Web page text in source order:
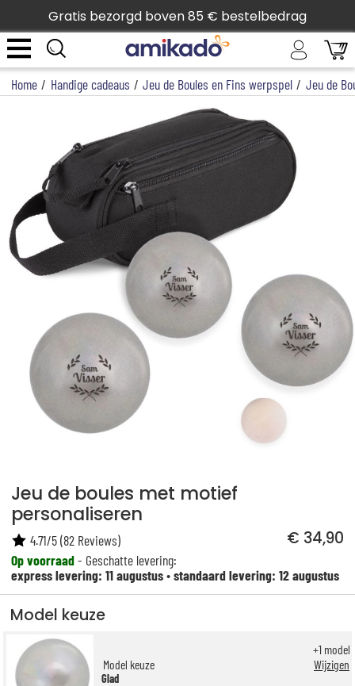
Gratis bezorgd boven 85 € bestelbedrag
Home / Handige cadeaus / Jeu de Boules en Fins werpspel / Jeu de
Jeu de boules met motief
personaliseren
€ 34,90
Op voorraad- Geschatte levering:
express levering: 11 augustus•standaard levering: 12 augustus
4.71/5(82 Reviews)
Model keuze
Model keuze
Glad
+1 model
Wijzigen